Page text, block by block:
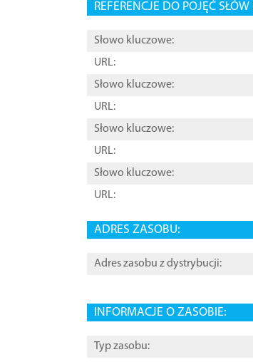
REFERENCJE DO POJĘĆ
Słowo kluczowe:
URL:
Słowo kluczowe:
URL:
Słowo kluczowe:
URL:
Słowo kluczowe:
URL:
ADRES ZASOBU:
Adres zasobu z dystrybucji:
INFORMACJE O ZASOBIE:
Typ zasobu: